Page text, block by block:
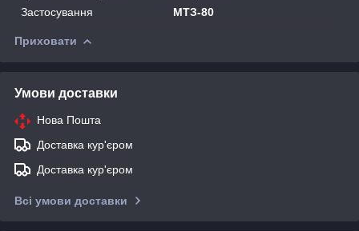
Застосування
МТЗ-80
Приховати
Умови доставки
Нова Пошта
Доставка кур'єром
Доставка кур'єром
Всі умови доставки